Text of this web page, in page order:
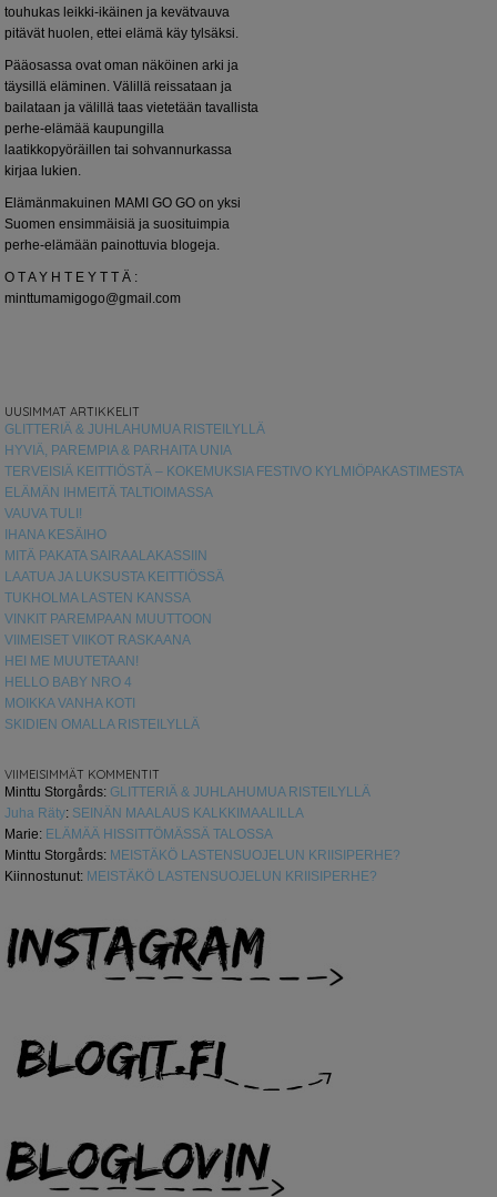
touhukas leikki-ikäinen ja kevätvauva
pitävät huolen, ettei elämä käy tylsäksi.
Pääosassa ovat oman näköinen arki ja
täysillä eläminen. Välillä reissataan ja
bailataan ja välillä taas vietetään tavallista
perhe-elämää kaupungilla
laatikkopyöräillen tai sohvannurkassa
kirjaa lukien.
Elämänmakuinen MAMI GO GO on yksi
Suomen ensimmäisiä ja suosituimpia
perhe-elämään painottuvia blogeja.
O T A Y H T E Y T T Ä :
minttumamigogo@gmail.com
UUSIMMAT ARTIKKELIT
GLITTERIÄ & JUHLAHUMUA RISTEILYLLÄ
HYVIÄ, PAREMPIA & PARHAITA UNIA
TERVEISIÄ KEITTIÖSTÄ – KOKEMUKSIA FESTIVO KYLMIÖPAKASTIMESTA
ELÄMÄN IHMEITÄ TALTIOIMASSA
VAUVA TULI!
IHANA KESÄIHO
MITÄ PAKATA SAIRAALAKASSIIN
LAATUA JA LUKSUSTA KEITTIÖSSÄ
TUKHOLMA LASTEN KANSSA
VINKIT PAREMPAAN MUUTTOON
VIIMEISET VIIKOT RASKAANA
HEI ME MUUTETAAN!
HELLO BABY NRO 4
MOIKKA VANHA KOTI
SKIDIEN OMALLA RISTEILYLLÄ
VIIMEISIMMÄT KOMMENTIT
Minttu Storgårds: GLITTERIÄ & JUHLAHUMUA RISTEILYLLÄ
Juha Räty: SEINÄN MAALAUS KALKKIMAALILLA
Marie: ELÄMÄÄ HISSITTÖMÄSSÄ TALOSSA
Minttu Storgårds: MEISTÄKÖ LASTENSUOJELUN KRIISIPERHE?
Kiinnostunut: MEISTÄKÖ LASTENSUOJELUN KRIISIPERHE?